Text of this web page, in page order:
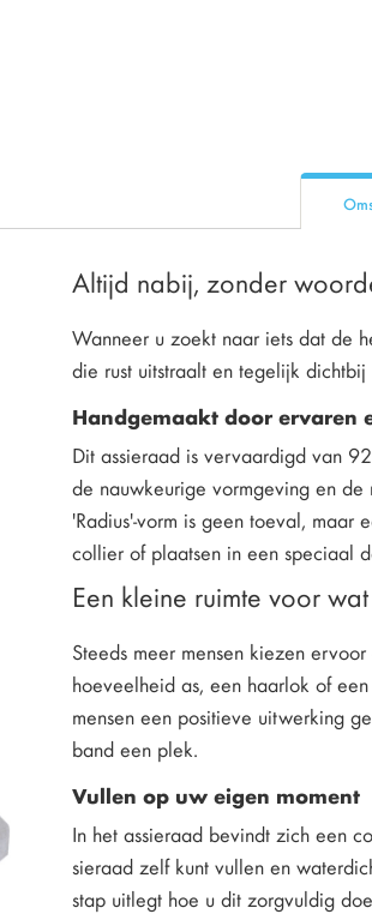
Altijd nabij, zonder
Wanneer u zoekt naar iets dat de
die rust uitstraalt en tegelijk
Handgemaakt door ervaren
Dit assieraad is vervaardigd van
de nauwkeurige vormgeving en
'Radius'-vorm is geen toeval,
collier of plaatsen in een speciaal
Een kleine ruimte voor
Steeds meer mensen kiezen
hoeveelheid as, een haarlok of
mensen een positieve uitwerking
band een plek.
Vullen op uw eigen moment
In het assieraad bevindt zich een
sieraad zelf kunt vullen en
stap uitlegt hoe u dit zorgvuldig